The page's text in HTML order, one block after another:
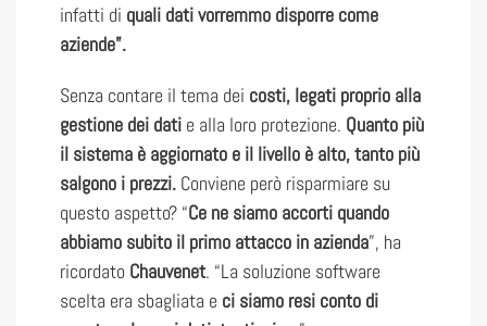
infatti di quali dati vorremmo disporre come
aziende”.
Senza contare il tema dei costi, legati proprio alla
gestione dei dati e alla loro protezione. Quanto più
il sistema è aggiornato e il livello è alto, tanto più
salgono i prezzi. Conviene però risparmiare su
questo aspetto? “Ce ne siamo accorti quando
abbiamo subito il primo attacco in azienda”, ha
ricordato Chauvenet. “La soluzione software
scelta era sbagliata e ci siamo resi conto di